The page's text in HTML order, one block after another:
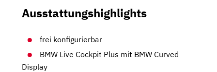
Ausstattungshighlights
frei konfigurierbar
BMW Live Cockpit Plus mit BMW Curved
Display